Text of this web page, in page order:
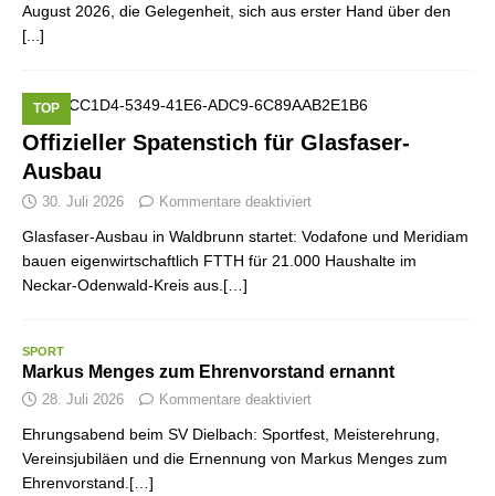
August 2026, die Gelegenheit, sich aus erster Hand über den
[...]
Offizieller Spatenstich für Glasfaser-
Ausbau
TOP
30. Juli 2026 Kommentare deaktiviert
Glasfaser-Ausbau in Waldbrunn startet: Vodafone und Meridiam
bauen eigenwirtschaftlich FTTH für 21.000 Haushalte im
Neckar-Odenwald-Kreis aus.[…]
SPORT
Markus Menges zum Ehrenvorstand ernannt
28. Juli 2026 Kommentare deaktiviert
Ehrungsabend beim SV Dielbach: Sportfest, Meisterehrung,
Vereinsjubiläen und die Ernennung von Markus Menges zum
Ehrenvorstand.[…]